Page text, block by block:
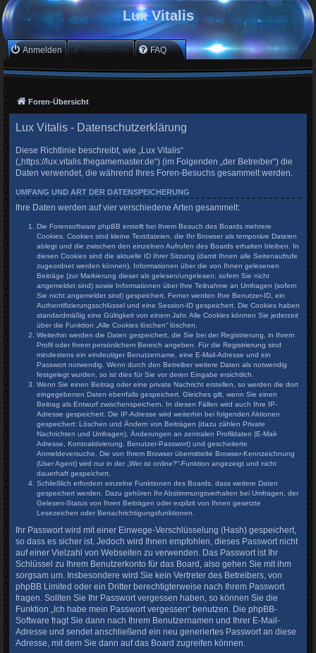
Lux Vitalis
Anmelden Registrieren FAQ
Foren-Übersicht
Lux Vitalis - Datenschutzerklärung
Diese Richtlinie beschreibt, wie „Lux Vitalis“
(„https://lux.vitalis.thegamemaster.de“) (im Folgenden „der Betreiber“) die
Daten verwendet, die während Ihres Foren-Besuchs gesammelt werden.
UMFANG UND ART DER DATENSPEICHERUNG
Ihre Daten werden auf vier verschiedene Arten gesammelt:
Die Forensoftware phpBB erstellt bei Ihrem Besuch des Boards mehrere
Cookies. Cookies sind kleine Textdateien, die Ihr Browser als temporäre Dateien
ablegt und die zwischen den einzelnen Aufrufen des Boards erhalten bleiben. In
diesen Cookies sind die aktuelle ID Ihrer Sitzung (damit Ihnen alle Seitenaufrufe
zugeordnet werden können), Informationen über die von Ihnen gelesenen
Beiträge (zur Markierung dieser als gelesen/ungelesen; sofern Sie nicht
angemeldet sind) sowie Informationen über Ihre Teilnahme an Umfragen (sofern
Sie nicht angemeldet sind) gespeichert. Ferner werden Ihre Benutzer-ID, ein
Authentifizierungsschlüssel und eine Session-ID gespeichert. Die Cookies haben
standardmäßig eine Gültigkeit von einem Jahr. Alle Cookies können Sie jederzeit
über die Funktion „Alle Cookies löschen“ löschen.
Weiterhin werden die Daten gespeichert, die Sie bei der Registrierung, in Ihrem
Profil oder Ihrem persönlichem Bereich angeben. Für die Registrierung sind
mindestens ein eindeutiger Benutzername, eine E-Mail-Adresse und ein
Passwort notwendig. Wenn durch den Betreiber weitere Daten als notwendig
festgelegt wurden, so ist dies für Sie vor deren Eingabe ersichtlich.
Wenn Sie einen Beitrag oder eine private Nachricht erstellen, so werden die dort
eingegebenen Daten ebenfalls gespeichert. Gleiches gilt, wenn Sie einen
Beitrag als Entwurf zwischenspeichern. In diesen Fällen wird auch Ihre IP-
Adresse gespeichert. Die IP-Adresse wird weiterhin bei folgenden Aktionen
gespeichert: Löschen und Ändern von Beiträgen (dazu zählen Private
Nachrichten und Umfragen), Änderungen an zentralen Profildaten (E-Mail-
Adresse, Kontoaktivierung, Benutzer-Passwort) und gescheiterte
Anmeldeversuche. Die von Ihrem Browser übermittelte Browser-Kennzeichnung
(User Agent) wird nur in der „Wer ist online?“-Funktion angezeigt und nicht
dauerhaft gespeichert.
Schließlich erfordern einzelne Funktionen des Boards, dass weitere Daten
gespeichert werden. Dazu gehören Ihr Abstimmungsverhalten bei Umfragen, der
Gelesen-Status von Ihren Beiträgen oder explizit von Ihnen gesetzte
Lesezeichen oder Benachrichtigungsfunktionen.
Ihr Passwort wird mit einer Einwege-Verschlüsselung (Hash) gespeichert,
so dass es sicher ist. Jedoch wird Ihnen empfohlen, dieses Passwort nicht
auf einer Vielzahl von Webseiten zu verwenden. Das Passwort ist Ihr
Schlüssel zu Ihrem Benutzerkonto für das Board, also gehen Sie mit ihm
sorgsam um. Insbesondere wird Sie kein Vertreter des Betreibers, von
phpBB Limited oder ein Dritter berechtigterweise nach Ihrem Passwort
fragen. Sollten Sie Ihr Passwort vergessen haben, so können Sie die
Funktion „Ich habe mein Passwort vergessen“ benutzen. Die phpBB-
Software fragt Sie dann nach Ihrem Benutzernamen und Ihrer E-Mail-
Adresse und sendet anschließend ein neu generiertes Passwort an diese
Adresse, mit dem Sie dann auf das Board zugreifen können.